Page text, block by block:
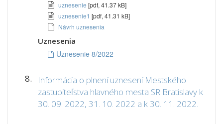
uznesenie [pdf, 41.37 kB]
uznesenie1 [pdf, 41.31 kB]
Návrh uznesenia
Uznesenia
Uznesenie 8/2022
8.
Informácia o plnení uznesení Mestského
zastupiteľstva hlavného mesta SR Bratislavy k
30. 09. 2022, 31. 10. 2022 a k 30. 11. 2022.